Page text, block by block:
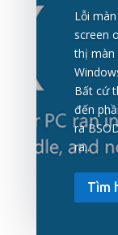
Lỗi
screen
thị màn
Bất cứ
đến
ra
ra...
Tìm